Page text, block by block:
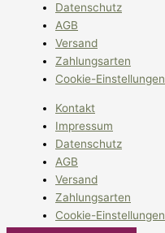
Datenschutz
AGB
Versand
Zahlungsarten
Cookie-Einstellungen
Kontakt
Impressum
Datenschutz
AGB
Versand
Zahlungsarten
Cookie-Einstellungen